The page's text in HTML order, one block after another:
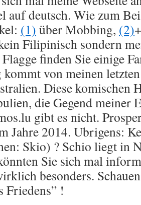
auf deutsch. Wie zum
(1) über Mobbing, (2)+
Filipinisch sondern
finden Sie einige
von meinen
Diese komischen
die Gegend meiner
gibt es nicht.
Jahre 2014. Ubrigens:
Skio) ? Schio liegt in
Sie sich mal
besonders.
Friedens” !